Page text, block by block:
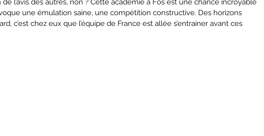
de l’avis des autres, non ? Cette académie à Fos est une chance incroyable
une émulation saine, une compétition constructive. Des horizons
c’est chez eux que l’équipe de France est allée s’entrainer avant ces